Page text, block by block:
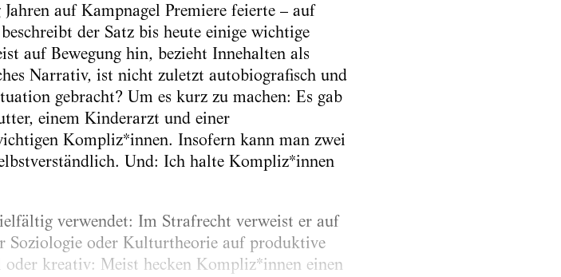
auf Kampnagel Premiere feierte – auf
der Satz bis heute einige wichtige
auf Bewegung hin, bezieht Innehalten als
Narrativ, ist nicht zuletzt autobiografisch und
gebracht? Um es kurz zu machen: Es gab
einem Kinderarzt und einer
Kompliz*innen. Insofern kann man zwei
Und: Ich halte Kompliz*innen
verwendet: Im Strafrecht verweist er auf
oder Kulturtheorie auf produktive
kreativ: Meist hecken Kompliz*innen einen